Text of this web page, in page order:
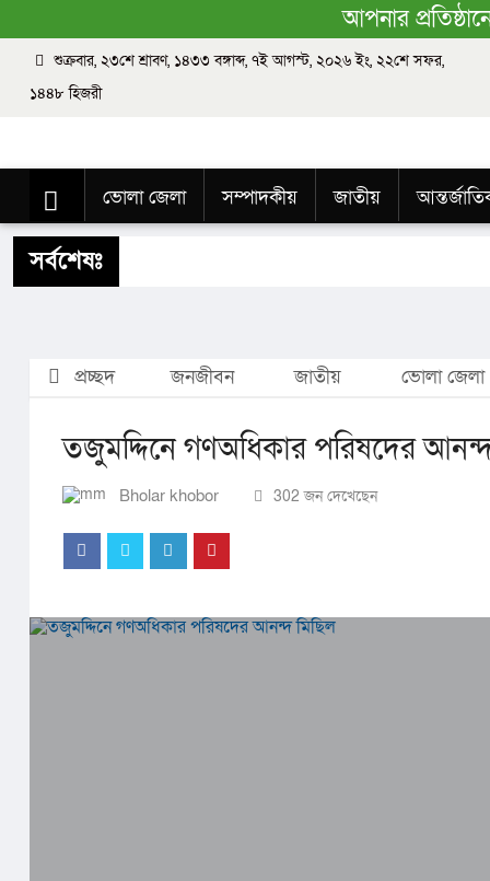
আপনার
শুক্রবার, ২৩শে শ্রাবণ, ১৪৩৩ বঙ্গাব্দ, ৭ই আগস্ট, ২০২৬ ইং, ২২শে সফর,
১৪৪৮ হিজরী
ভোলা জেলা সম্পাদকীয় জাতীয়
শিক্ষাঙ্গন
সর্বশেষঃ
প্রচ্ছদ জনজীবন জাতীয় ভোলা জেলা
তজুমদ্দিনে গণঅধিকার পরিষদের
Bholar khobor 302 জন দেখেছেন